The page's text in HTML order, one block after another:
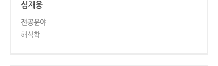
심재웅
전공분야
해석학